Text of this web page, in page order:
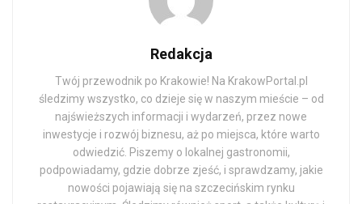
Redakcja
Twój przewodnik po Krakowie! Na KrakowPortal.pl
śledzimy wszystko, co dzieje się w naszym mieście – od
najświeższych informacji i wydarzeń, przez nowe
inwestycje i rozwój biznesu, aż po miejsca, które warto
odwiedzić. Piszemy o lokalnej gastronomii,
podpowiadamy, gdzie dobrze zjeść, i sprawdzamy, jakie
nowości pojawiają się na szczecińskim rynku